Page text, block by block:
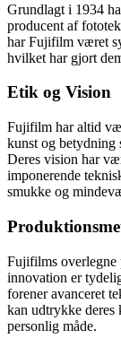
Grundlagt i 1934
producent af
har Fujifilm været
hvilket har gjort
Etik og Vision
Fujifilm har altid
kunst og betydning
Deres vision har
imponerende
smukke og
Fujifilms overlegne
innovation er
forener avanceret
kan udtrykke deres
personlig måde.